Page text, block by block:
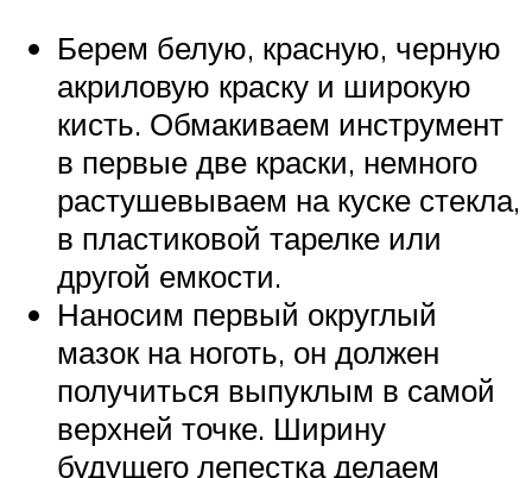
Берем белую, красную, черную
акриловую краску и широкую
кисть. Обмакиваем инструмент
в первые две краски, немного
растушевываем на куске стекла,
в пластиковой тарелке или
другой емкости.
Наносим первый округлый
мазок на ноготь, он должен
получиться выпуклым в самой
верхней точке. Ширину
будущего лепестка делаем